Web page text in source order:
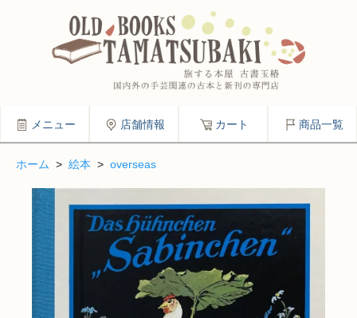
メニュー 店舗情報 カート 商品一覧
ホーム > 絵本 > overseas